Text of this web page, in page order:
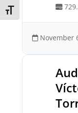
Toggle Font size
November